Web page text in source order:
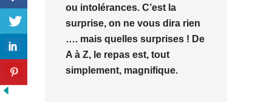
ou intolérances. C’est la
surprise, on ne vous dira rien
…. mais quelles surprises ! De
A à Z, le repas est, tout
simplement, magnifique.